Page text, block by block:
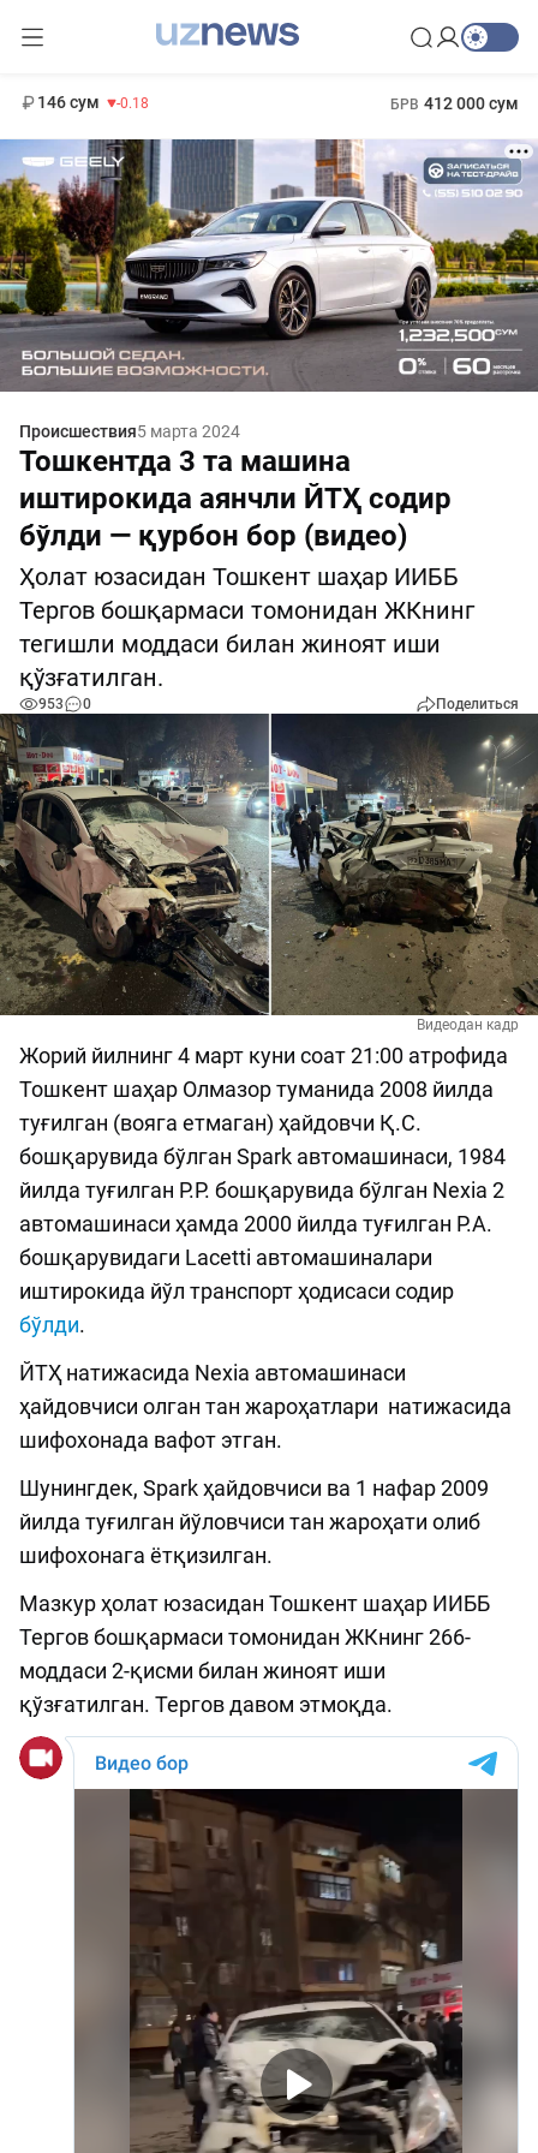
146 сум -0.18 БРВ 412 000 сум
Происшествия5 марта 2024
Тошкентда 3 та машина
иштирокида аянчли ЙТҲ содир
бўлди — қурбон бор (видео)
Ҳолат юзасидан Тошкент шаҳар ИИББ
Тергов бошқармаси томонидан ЖКнинг
тегишли моддаси билан жиноят иши
қўзғатилган.
953 0 Поделиться
Видеодан кадр
Жорий йилнинг 4 март куни соат 21:00 атрофида
Тошкент шаҳар Олмазор туманида 2008 йилда
туғилган (вояга етмаган) ҳайдовчи Қ.С.
бошқарувида бўлган Spark автомашинаси, 1984
йилда туғилган Р.Р. бошқарувида бўлган Nexia 2
автомашинаси ҳамда 2000 йилда туғилган Р.А.
бошқарувидаги Lacetti автомашиналари
иштирокида йўл транспорт ҳодисаси содир
бўлди.
ЙТҲ натижасида Nexia автомашинаси
ҳайдовчиси олган тан жароҳатлари натижасида
шифохонада вафот этган.
Шунингдек, Spark ҳайдовчиси ва 1 нафар 2009
йилда туғилган йўловчиси тан жароҳати олиб
шифохонага ётқизилган.
Мазкур ҳолат юзасидан Тошкент шаҳар ИИББ
Тергов бошқармаси томонидан ЖКнинг 266-
моддаси 2-қисми билан жиноят иши
қўзғатилган. Тергов давом этмоқда.